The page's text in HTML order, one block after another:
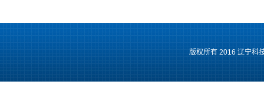
版权所有 2016 辽宁